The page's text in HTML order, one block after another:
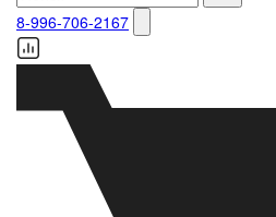
8-996-706-2167